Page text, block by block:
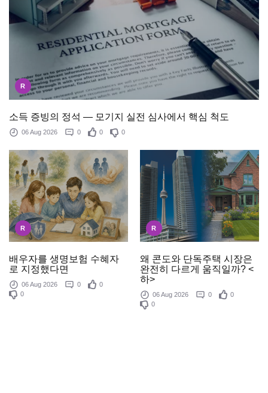
R
소득 증빙의 정석 — 모기지 실전 심사에서 핵심 척도
06 Aug 2026 0 0 0
R
배우자를 생명보험 수혜자
로 지정했다면
06 Aug 2026 0
0
0
R
왜 콘도와 단독주택 시장은
완전히 다르게 움직일까? <
하>
06 Aug 2026 0
0
0